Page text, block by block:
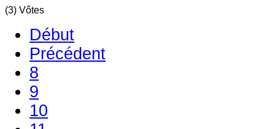
(3) Vôtes
Début
Précédent
8
9
10